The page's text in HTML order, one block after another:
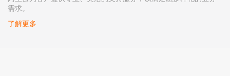
需求。
了解更多